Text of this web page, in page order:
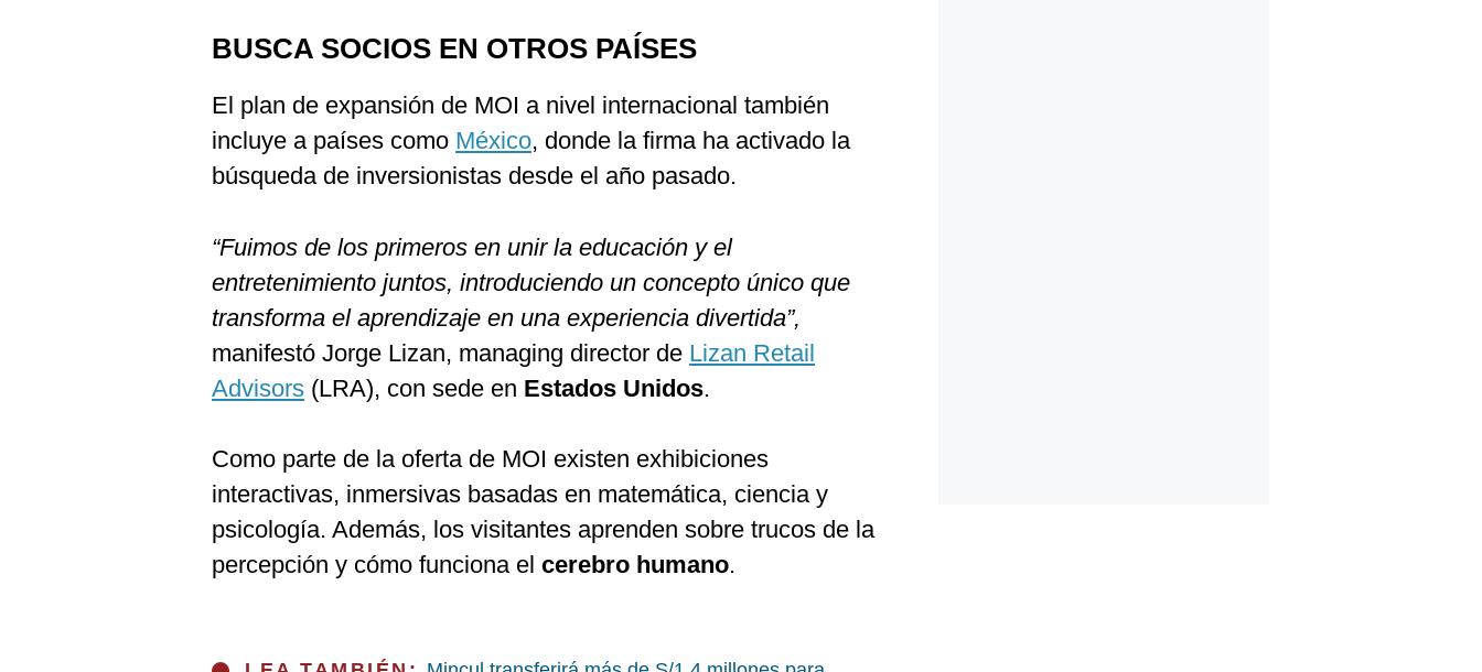
BUSCA SOCIOS EN OTROS PAÍSES
El plan de expansión de MOI a nivel internacional también
incluye a países como México, donde la firma ha activado la
búsqueda de inversionistas desde el año pasado.
“Fuimos de los primeros en unir la educación y el
entretenimiento juntos, introduciendo un concepto único que
transforma el aprendizaje en una experiencia divertida”,
manifestó Jorge Lizan, managing director de Lizan Retail
Advisors (LRA), con sede en Estados Unidos.
Como parte de la oferta de MOI existen exhibiciones
interactivas, inmersivas basadas en matemática, ciencia y
psicología. Además, los visitantes aprenden sobre trucos de la
percepción y cómo funciona el cerebro humano.